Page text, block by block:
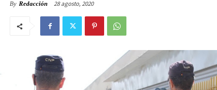
By Redacción 28 agosto, 2020